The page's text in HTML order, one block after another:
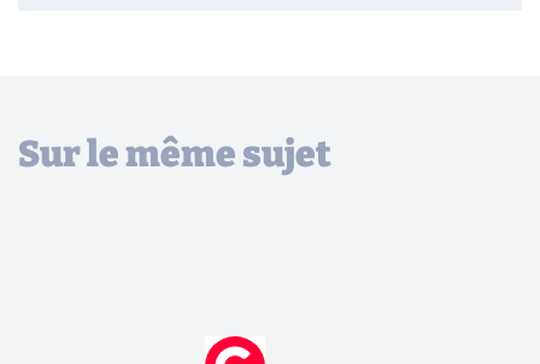
Sur le même sujet